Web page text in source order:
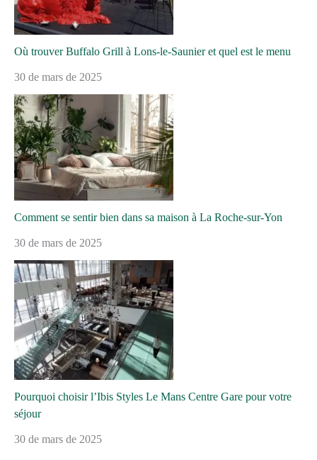
Où trouver Buffalo Grill à Lons-le-Saunier et quel est le menu
30 de mars de 2025
Comment se sentir bien dans sa maison à La Roche-sur-Yon
30 de mars de 2025
Pourquoi choisir l’Ibis Styles Le Mans Centre Gare pour votre
séjour
30 de mars de 2025